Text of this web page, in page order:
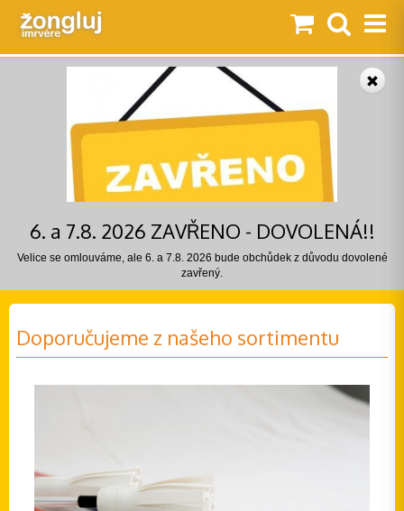
6. a 7.8. 2026 ZAVŘENO - DOVOLENÁ!!
Velice se omlouváme, ale 6. a 7.8. 2026 bude obchůdek z důvodu dovolené
zavřený.
Doporučujeme z našeho sortimentu